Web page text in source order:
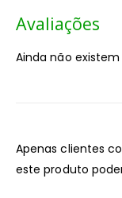
Avaliações
Ainda não
Apenas clientes
este produto